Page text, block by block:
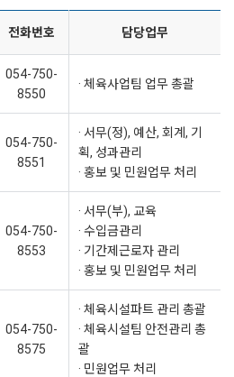
전화번호 담당업무
054-750-
8550
· 체육사업팀 업무 총괄
054-750-
8551
· 서무(정), 예산, 회계, 기
획, 성과관리
· 홍보 및 민원업무 처리
054-750-
8553
· 서무(부), 교육
· 수입금관리
· 기간제근로자 관리
· 홍보 및 민원업무 처리
054-750-
8575
· 체육시설파트 관리 총괄
· 체육시설팀 안전관리 총
괄
· 민원업무 처리